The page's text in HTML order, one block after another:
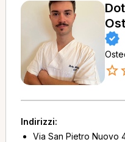
Indirizzi:
Via San Pietro Nuovo